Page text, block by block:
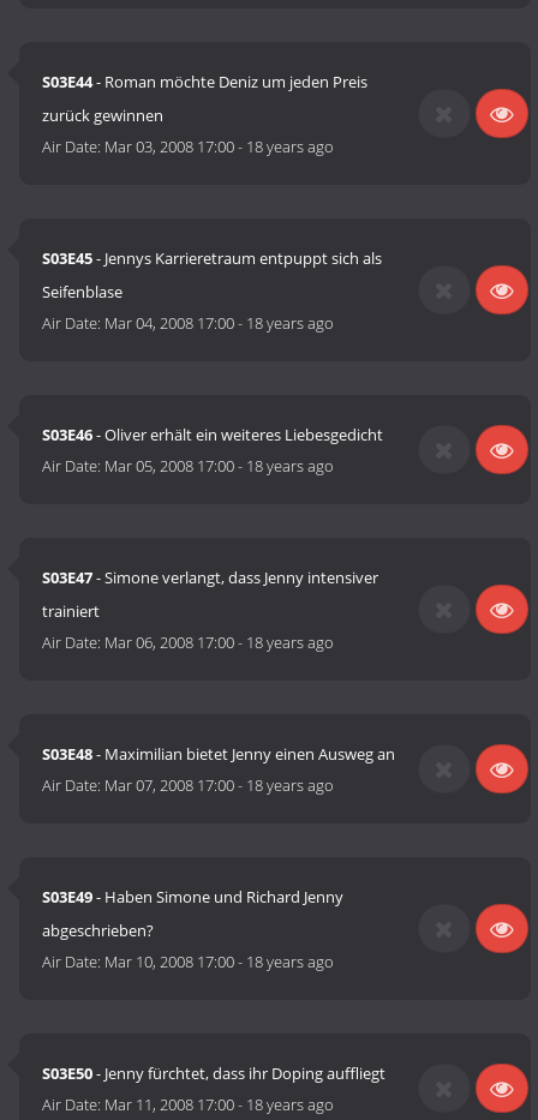
S03E44- Roman möchte Deniz um jeden Preis
zurück gewinnen
Air Date: Mar 03, 2008 17:00- 18 years ago
S03E45- Jennys Karrieretraum entpuppt sich als
Seifenblase
Air Date: Mar 04, 2008 17:00- 18 years ago
S03E46- Oliver erhält ein weiteres Liebesgedicht
Air Date: Mar 05, 2008 17:00- 18 years ago
S03E47- Simone verlangt, dass Jenny intensiver
trainiert
Air Date: Mar 06, 2008 17:00- 18 years ago
S03E48- Maximilian bietet Jenny einen Ausweg an
Air Date: Mar 07, 2008 17:00- 18 years ago
S03E49- Haben Simone und Richard Jenny
abgeschrieben?
Air Date: Mar 10, 2008 17:00- 18 years ago
S03E50- Jenny fürchtet, dass ihr Doping auffliegt
Air Date: Mar 11, 2008 17:00- 18 years ago